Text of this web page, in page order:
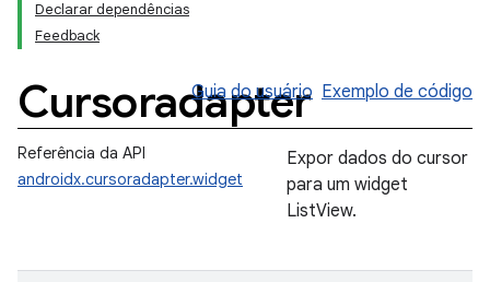
Declarar dependências
Feedback
Cursoradapter
Guia do usuário Exemplo de código
Referência da API
androidx.cursoradapter.widget
Expor dados do cursor
para um widget
ListView.